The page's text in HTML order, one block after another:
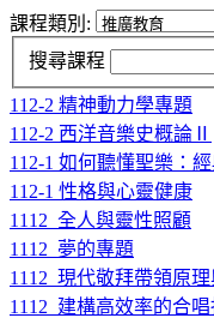
課程類別:
搜尋課程
112-2 精神動力學專題
112-2 西洋音樂史概論Ⅱ
112-1 如何聽懂聖樂：
112-1 性格與心靈健康
1112_全人與靈性照顧
1112_夢的專題
1112_現代敬拜帶領原
1112_建構高效率的合